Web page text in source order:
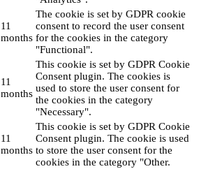
11
months
The cookie is set by GDPR cookie
consent to record the user consent
for the cookies in the category
"Functional".
11
months
This cookie is set by GDPR Cookie
Consent plugin. The cookies is
used to store the user consent for
the cookies in the category
"Necessary".
11
months
This cookie is set by GDPR Cookie
Consent plugin. The cookie is used
to store the user consent for the
cookies in the category "Other.